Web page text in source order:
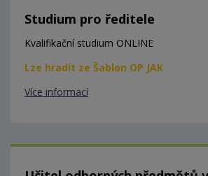
Studium pro ředitele
Kvalifikační studium ONLINE
Lze hradit ze Šablon OP JAK
Více informací